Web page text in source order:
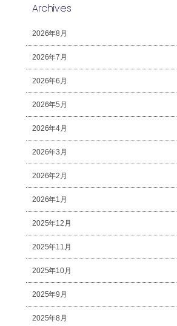
Archives
2026年8月
2026年7月
2026年6月
2026年5月
2026年4月
2026年3月
2026年2月
2026年1月
2025年12月
2025年11月
2025年10月
2025年9月
2025年8月